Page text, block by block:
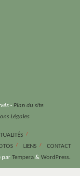
- Plan du site
Légales
LIENS
CONTACT
par Tempera & WordPress.